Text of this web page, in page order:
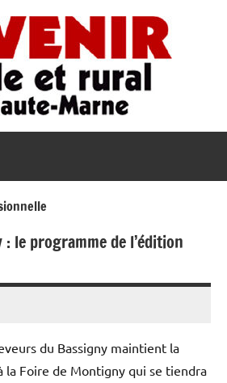
le programme de l’édition
du Bassigny maintient la
la Foire de Montigny qui se tiendra